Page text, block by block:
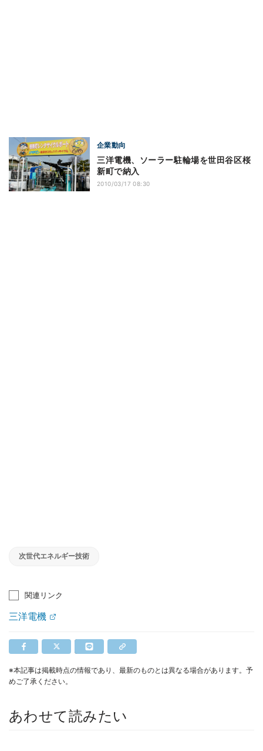
企業動向
三洋電機、ソーラー駐輪場を世田谷区桜
新町で納入
2010/03/17 08:30
次世代エネルギー技術
関連リンク
三洋電機
※本記事は掲載時点の情報であり、最新のものとは異なる場合があります。予
めご了承ください。
あわせて読みたい